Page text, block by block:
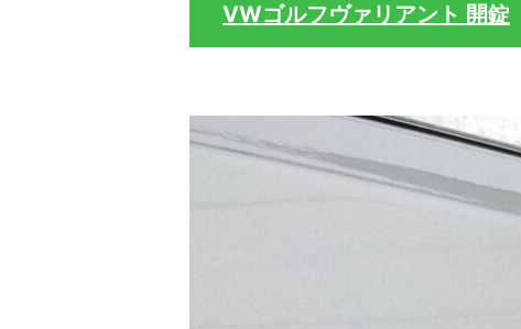
VWゴルフヴァリアント 開錠